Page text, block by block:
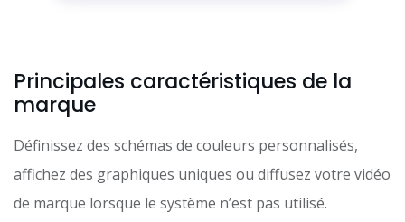
Principales caractéristiques de la
marque
Définissez des schémas de couleurs personnalisés,
affichez des graphiques uniques ou diffusez votre vidéo
de marque lorsque le système n’est pas utilisé.